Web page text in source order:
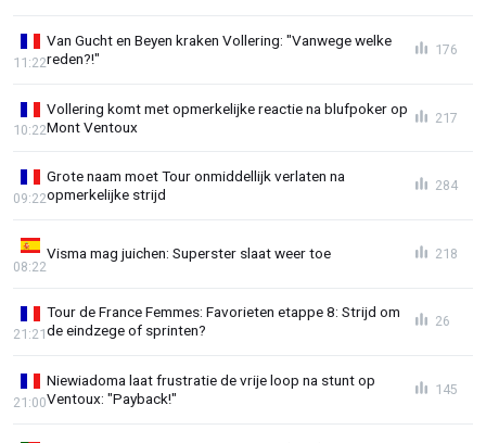
Van Gucht en Beyen kraken Vollering: "Vanwege welke
reden?!"
11:22
176
Vollering komt met opmerkelijke reactie na blufpoker op
Mont Ventoux
10:22
217
Grote naam moet Tour onmiddellijk verlaten na
opmerkelijke strijd
09:22
284
Visma mag juichen: Superster slaat weer toe
08:22
218
Tour de France Femmes: Favorieten etappe 8: Strijd om
de eindzege of sprinten?
21:21
26
Niewiadoma laat frustratie de vrije loop na stunt op
Ventoux: "Payback!"
21:00
145